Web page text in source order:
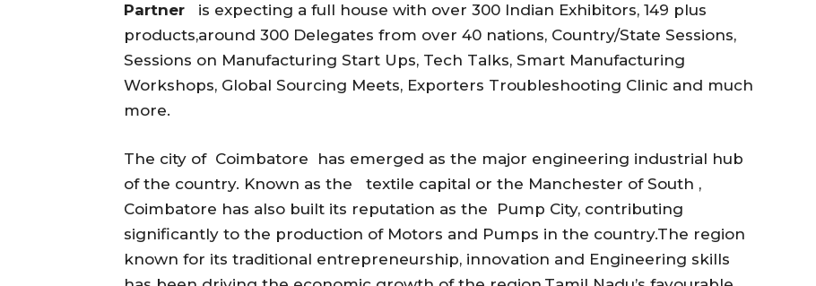
Partner
is expecting a full house with over 300 Indian Exhibitors, 149 plus
products,around 300 Delegates from over 40 nations, Country/State Sessions,
Sessions on Manufacturing Start Ups, Tech Talks, Smart Manufacturing
Workshops, Global Sourcing Meets, Exporters Troubleshooting Clinic and much
more.
The city of Coimbatore has emerged as the major engineering industrial hub
of the country. Known as the textile capital or the Manchester of South ,
Coimbatore has also built its reputation as the Pump City, contributing
significantly to the production of Motors and Pumps in the country.The region
known for its traditional entrepreneurship, innovation and Engineering skills